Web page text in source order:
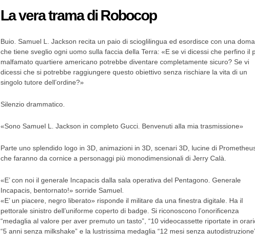
La vera trama di Robocop
Buio. Samuel L. Jackson recita un paio di scioglilingua ed esordisce con una
che tiene sveglio ogni uomo sulla faccia della Terra: «E se vi dicessi che perfino il
malfamato quartiere americano potrebbe diventare completamente sicuro? Se vi
dicessi che si potrebbe raggiungere questo obiettivo senza rischiare la vita di un
singolo tutore dell’ordine?»
Silenzio drammatico.
«Sono Samuel L. Jackson in completo Gucci. Benvenuti alla mia trasmissione»
Parte uno splendido logo in 3D, animazioni in 3D, scenari 3D, lucine di
che faranno da cornice a personaggi più monodimensionali di Jerry Calà.
«E’ con noi il generale Incapacis dalla sala operativa del Pentagono. Generale
Incapacis, bentornato!» sorride Samuel.
«E’ un piacere, negro liberato» risponde il militare da una finestra digitale. Ha il
pettorale sinistro dell’uniforme coperto di badge. Si riconoscono l’onorificenza
“medaglia al valore per aver premuto un tasto”, “10 videocassette riportate in
“5 anni senza milkshake” e la lustrissima medaglia “12 mesi senza